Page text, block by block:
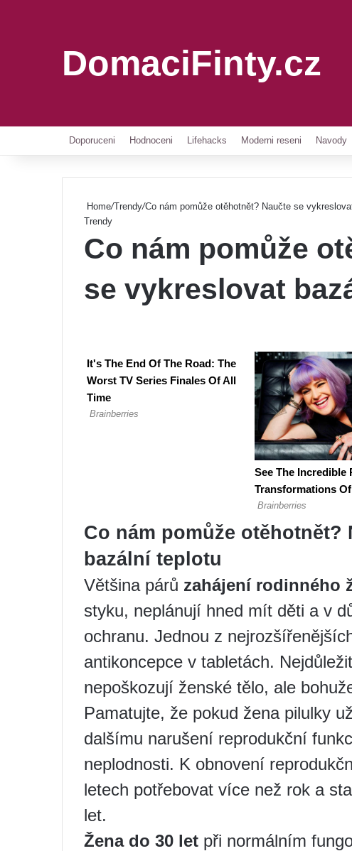
DomaciFinty.cz
Doporuceni Hodnoceni Lifehacks Moderni reseni Navody
Home/Trendy/Co nám pomůže otěhotnět? Naučte se
Trendy
Co nám pomůže
se vykreslovat
Co nám pomůže otěhotnět?
bazální teplotu
Většina párů zahájení rodinného
styku, neplánují hned mít děti a v
ochranu. Jednou z
antikoncepce v tabletách.
nepoškozují ženské tělo, ale
Pamatujte, že pokud žena pilulky
dalšímu narušení reprodukční
neplodnosti. K obnovení
letech potřebovat více než rok a
let.
Žena do 30 let při normálním